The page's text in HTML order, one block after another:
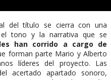
del título se cierra con una
tono y la narrativa que se
han corrido a cargo de
forman parte Mario y Alberto
líderes del proyecto. Las
acertado apartado sonoro,